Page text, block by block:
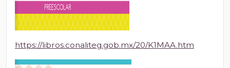
https://libros.conaliteg.gob.mx/20/K1MAA.htm